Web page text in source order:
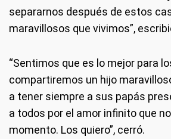
separarnos después de estos
maravillosos que vivimos”,
“Sentimos que es lo mejor para
compartiremos un hijo
a tener siempre a sus papás
a todos por el amor infinito que
momento. Los quiero”, cerró.